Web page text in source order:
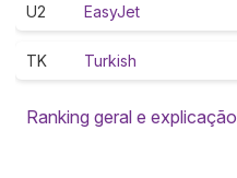
U2 EasyJet
TK Turkish
Ranking geral e explicação